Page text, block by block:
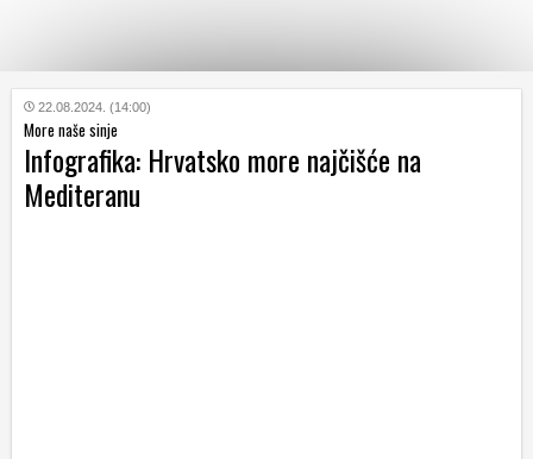
KATEGORIJE
HRVATSKI
WEB
22.08.2024. (14:00)
More naše sinje
Infografika: Hrvatsko more najčišće na
Mediteranu